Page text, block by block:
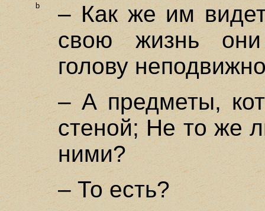
b
– Как же им
свою жизнь
голову
– А предметы,
стеной; Не то же
ними?
– То есть?